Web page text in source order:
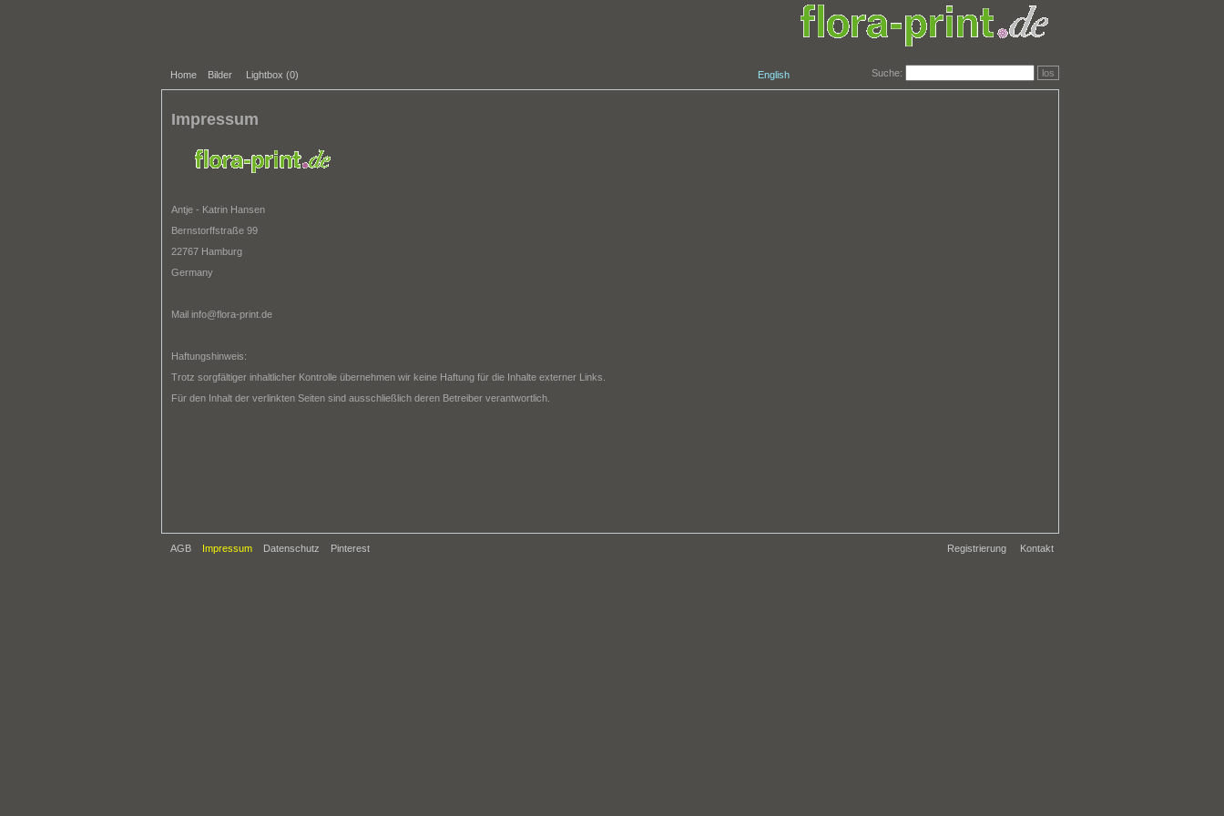
Home Bilder Lightbox (0) Suche: los
English
AGB Impressum Datenschutz Pinterest Registrierung Kontakt
Impressum
Antje - Katrin Hansen
Bernstorffstraße 99
22767 Hamburg
Germany
Mail info@flora-print.de
Haftungshinweis:
Trotz sorgfältiger inhaltlicher Kontrolle übernehmen wir keine Haftung für die Inhalte externer Links.
Für den Inhalt der verlinkten Seiten sind ausschließlich deren Betreiber verantwortlich.